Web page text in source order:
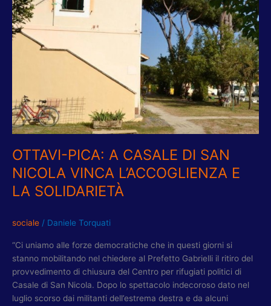
OTTAVI-PICA: A CASALE DI SAN
NICOLA VINCA L’ACCOGLIENZA E
LA SOLIDARIETÀ
sociale / Daniele Torquati
“Ci uniamo alle forze democratiche che in questi giorni si
stanno mobilitando nel chiedere al Prefetto Gabrielli il ritiro del
provvedimento di chiusura del Centro per rifugiati politici di
Casale di San Nicola. Dopo lo spettacolo indecoroso dato nel
luglio scorso dai militanti dell’estrema destra e da alcuni
SAN
NICOLA
VINCA
L’ACCOGLIENZA